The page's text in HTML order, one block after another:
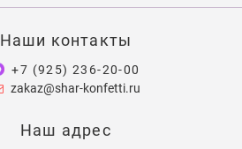
Наши контакты
+7 (925) 236-20-00
zakaz@shar-konfetti.ru
Наш адрес